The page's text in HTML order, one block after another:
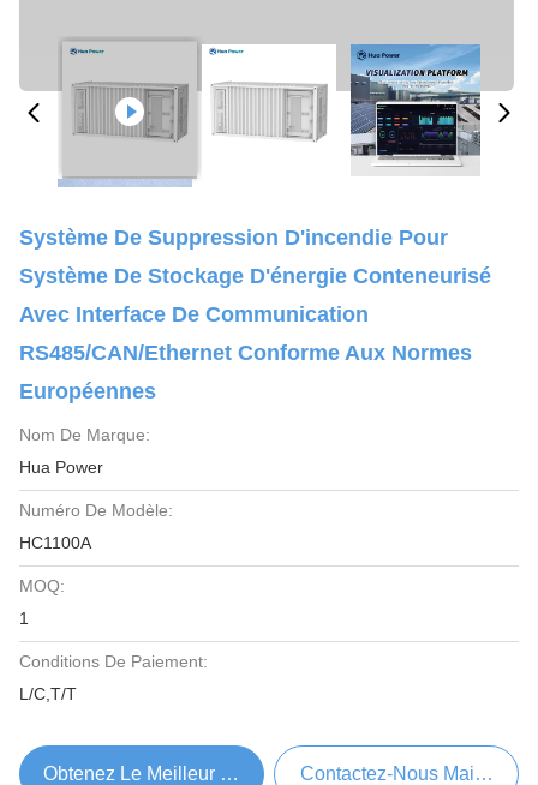
Système De Suppression D'incendie Pour
Système De Stockage D'énergie Conteneurisé
Avec Interface De Communication
RS485/CAN/Ethernet Conforme Aux Normes
Européennes
Nom De Marque:
Hua Power
Numéro De Modèle:
HC1100A
MOQ:
1
Conditions De Paiement:
L/C,T/T
Obtenez Le Meilleur Prix Contactez-Nous Maintenant